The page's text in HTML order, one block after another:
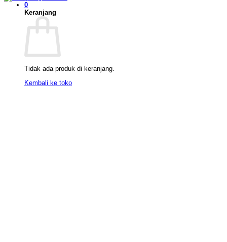
0
Keranjang
Tidak ada produk di keranjang.
Kembali ke toko